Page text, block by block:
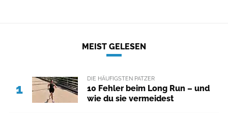
MEIST GELESEN
1
DIE HÄUFIGSTEN PATZER
10 Fehler beim Long Run – und
wie du sie vermeidest